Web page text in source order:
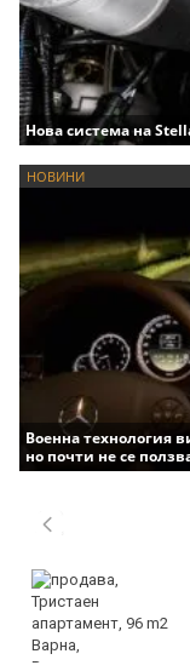
Нова система на
НОВИНИ
Военна технология
но почти не се